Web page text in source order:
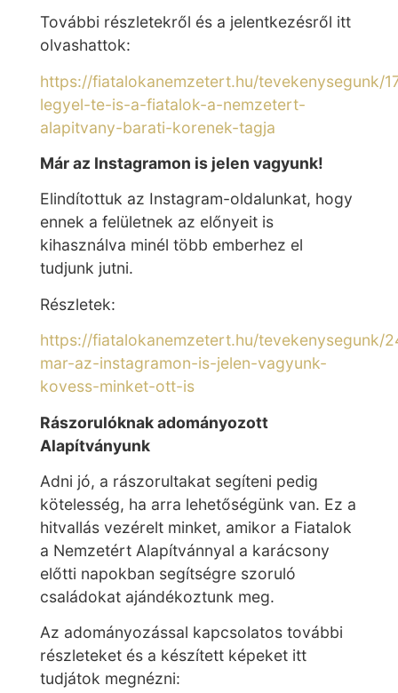
További részletekről és a jelentkezésről itt
olvashattok:
https://fiatalokanemzetert.hu/tevekenysegunk/
legyel-te-is-a-fiatalok-a-nemzetert-
alapitvany-barati-korenek-tagja
Már az Instagramon is jelen vagyunk!
Elindítottuk az Instagram-oldalunkat, hogy
ennek a felületnek az előnyeit is
kihasználva minél több emberhez el
tudjunk jutni.
Részletek:
https://fiatalokanemzetert.hu/tevekenysegunk/
mar-az-instagramon-is-jelen-vagyunk-
kovess-minket-ott-is
Rászorulóknak adományozott
Alapítványunk
Adni jó, a rászorultakat segíteni pedig
kötelesség, ha arra lehetőségünk van. Ez a
hitvallás vezérelt minket, amikor a Fiatalok
a Nemzetért Alapítvánnyal a karácsony
előtti napokban segítségre szoruló
családokat ajándékoztunk meg.
Az adományozással kapcsolatos további
részleteket és a készített képeket itt
tudjátok megnézni: